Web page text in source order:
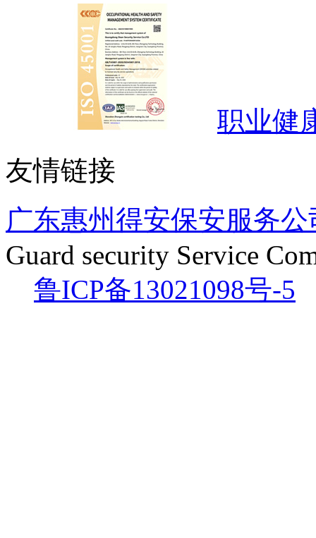
职业健
友情链接
广东惠州得安保安服务公
Guard security Service
鲁ICP备13021098号-5